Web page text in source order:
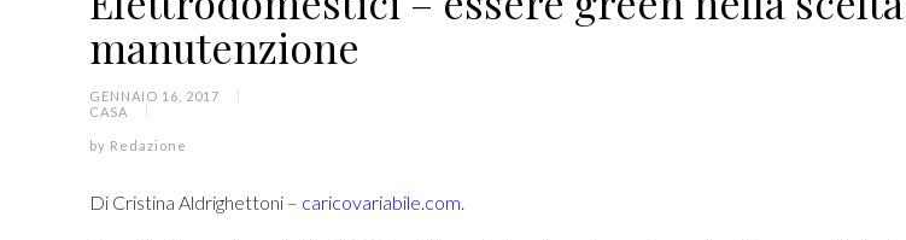
manutenzione
GENNAIO 16, 2017
CASA
by Redazione
Di Cristina Aldrighettoni – caricovariabile.com.